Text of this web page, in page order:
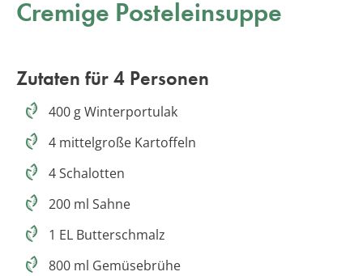
Cremige Posteleinsuppe
Zutaten für 4 Personen
400 g Winterportulak
4 mittelgroße Kartoffeln
4 Schalotten
200 ml Sahne
1 EL Butterschmalz
800 ml Gemüsebrühe